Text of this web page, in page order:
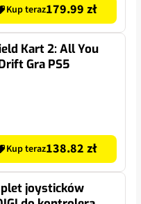
Kup teraz179.99 zł
Kart 2: All You
Gra PS5
Kup teraz138.82 zł
joysticków